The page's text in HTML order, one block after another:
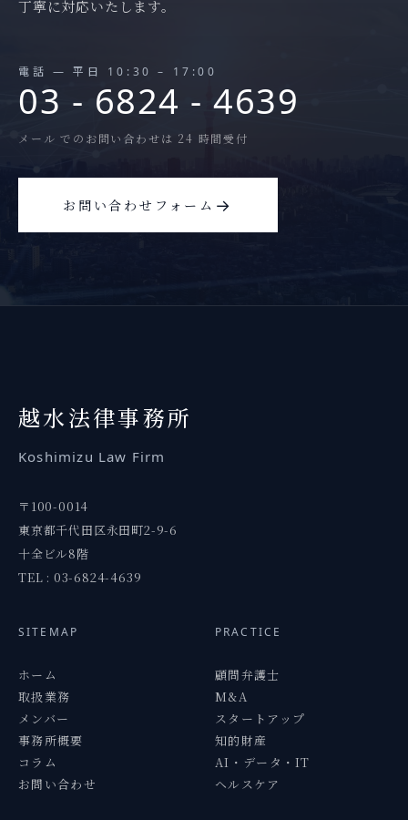
丁寧に対応いたします。
電話 — 平日 10:30 – 17:00
03 - 6824 - 4639
メール でのお問い合わせは 24 時間受付
お問い合わせフォーム →
越水法律事務所
Koshimizu Law Firm
〒100-0014
東京都千代田区永田町2-9-6
十全ビル8階
TEL : 03-6824-4639
SITEMAP
ホーム
取扱業務
メンバー
事務所概要
コラム
お問い合わせ
PRACTICE
顧問弁護士
M&A
スタートアップ
知的財産
AI・データ・IT
ヘルスケア